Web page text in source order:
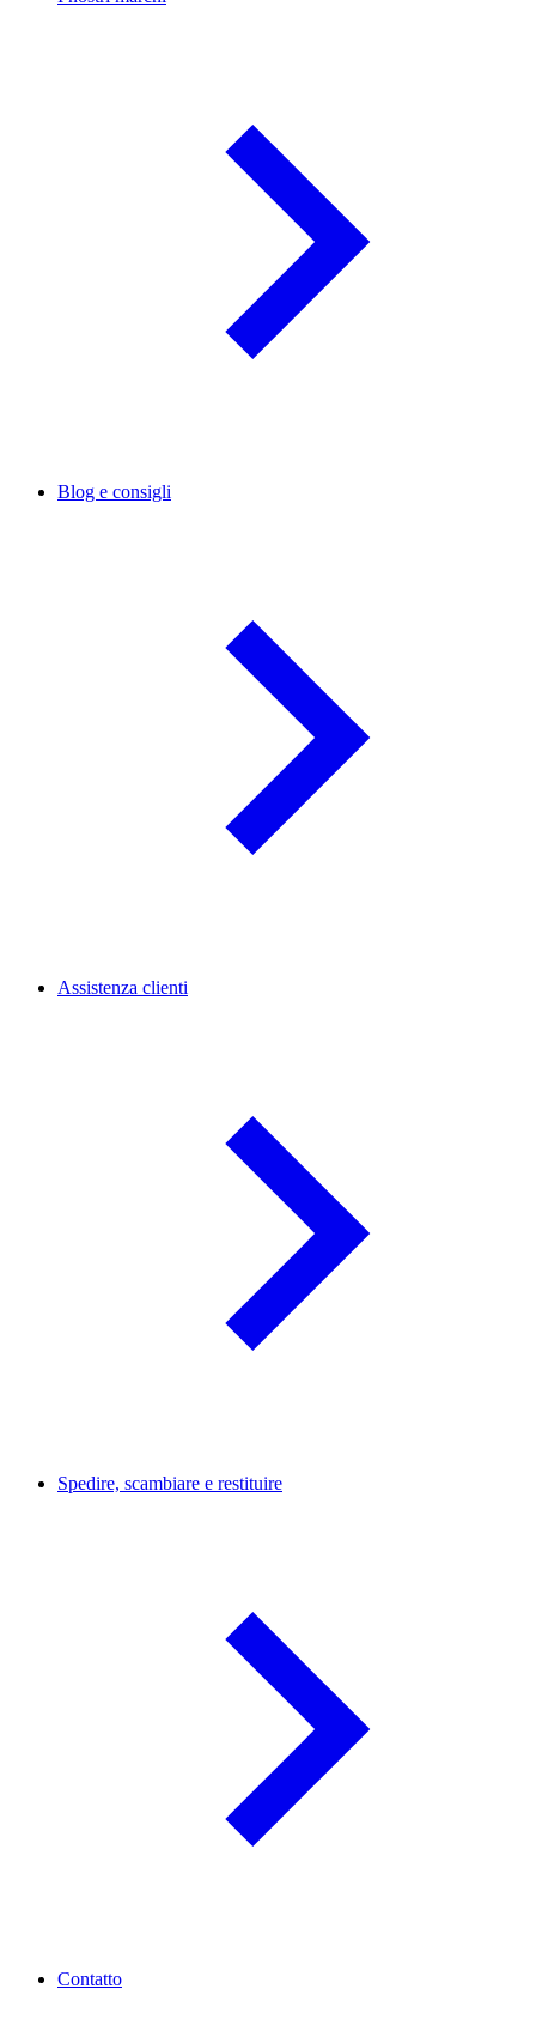
Blog e consigli
Assistenza clienti
Spedire, scambiare e restituire
Contatto